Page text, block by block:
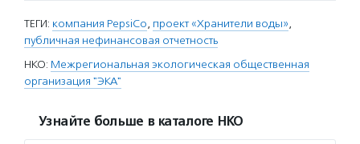
ТЕГИ: компания PepsiCo, проект «Хранители воды»,
публичная нефинансовая отчетность
НКО: Межрегиональная экологическая общественная
организация "ЭКА"
Узнайте больше в каталоге НКО